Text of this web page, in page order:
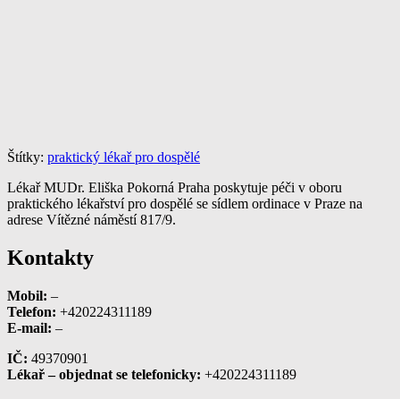
Štítky: praktický lékař pro dospělé
Lékař MUDr. Eliška Pokorná Praha poskytuje péči v oboru
praktického lékařství pro dospělé se sídlem ordinace v Praze na
adrese Vítězné náměstí 817/9.
Kontakty
Mobil: –
Telefon: +420224311189
E-mail: –
IČ: 49370901
Lékař – objednat se telefonicky: +420224311189